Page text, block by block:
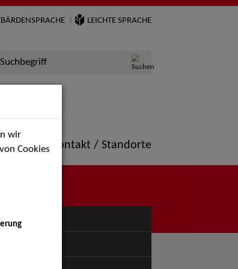
LEICHTE SPRACHE
Suchbegriff
Kontakt / Standorte
wir
Cookies